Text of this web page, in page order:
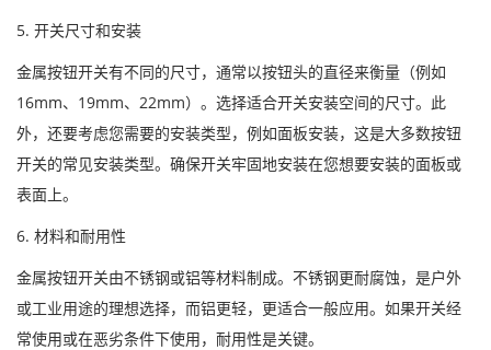
5. 开关尺寸和安装
金属按钮开关有不同的尺寸，通常以按钮头的直径来衡量（例如
16mm、19mm、22mm）。选择适合开关安装空间的尺寸。此
外，还要考虑您需要的安装类型，例如面板安装，这是大多数按钮
开关的常见安装类型。确保开关牢固地安装在您想要安装的面板或
表面上。
6. 材料和耐用性
金属按钮开关由不锈钢或铝等材料制成。不锈钢更耐腐蚀，是户外
或工业用途的理想选择，而铝更轻，更适合一般应用。如果开关经
常使用或在恶劣条件下使用，耐用性是关键。